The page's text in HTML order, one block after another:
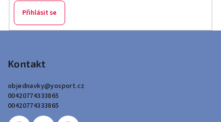
Přihlásit se
Kontakt
objednavky@yosport.cz
00420774333865
00420774333865